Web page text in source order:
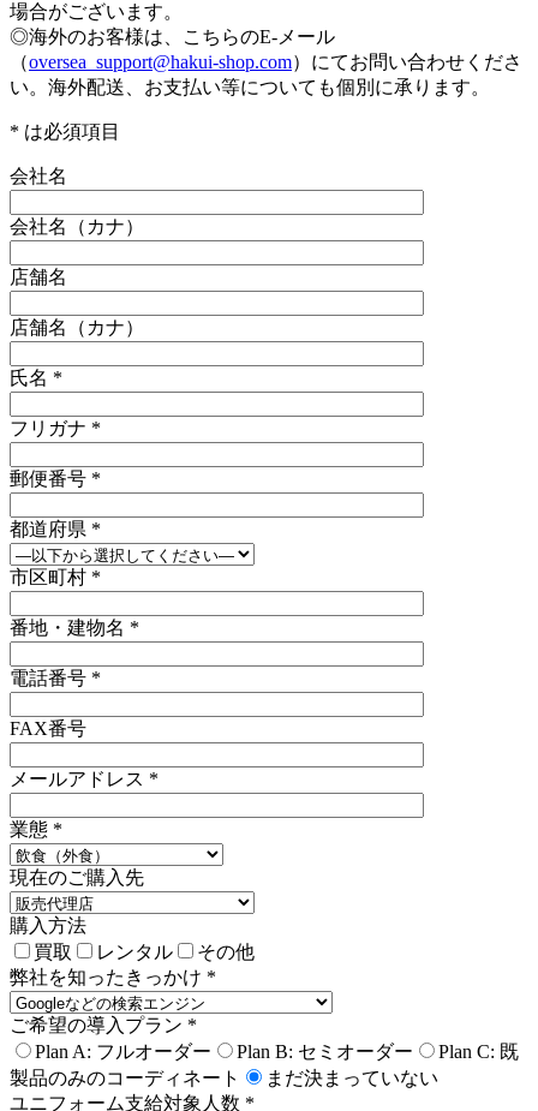
場合がございます。
◎海外のお客様は、こちらのE-メール
（oversea_support@hakui-shop.com）にてお問い合わせくださ
い。海外配送、お支払い等についても個別に承ります。
* は必須項目
会社名
会社名（カナ）
店舗名
店舗名（カナ）
氏名 *
フリガナ *
郵便番号 *
都道府県 *
市区町村 *
番地・建物名 *
電話番号 *
FAX番号
メールアドレス *
業態 *
現在のご購入先
購入方法
買取
レンタル
その他
弊社を知ったきっかけ *
ご希望の導入プラン *
Plan A: フルオーダー
Plan B: セミオーダー
Plan C: 既
製品のみのコーディネート
まだ決まっていない
ユニフォーム支給対象人数 *